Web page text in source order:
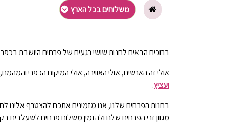
משלוחים בכל הארץ
ברוכים הבאים לחנות שושי רגעים של פרחים היושבת בכפר
אולי זה האנשים, אולי האווירה, אולי המיקום הכפרי
ועציץ.
בחנות הפרחים שלנו, אנו מזמינים אתכם להצטרף אלינו
מגוון זרי הפרחים שלנו ולהזמין משלוח פרחים לשעלבים